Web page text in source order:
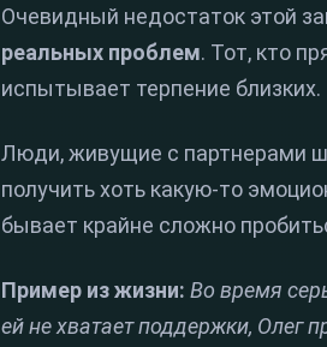
Очевидный недостаток этой
реальных проблем. Тот, кто
испытывает терпение близких.
Люди, живущие с партнерами
получить хоть какую-то
бывает крайне сложно
Пример из жизни: Во время
ей не хватает поддержки, Олег